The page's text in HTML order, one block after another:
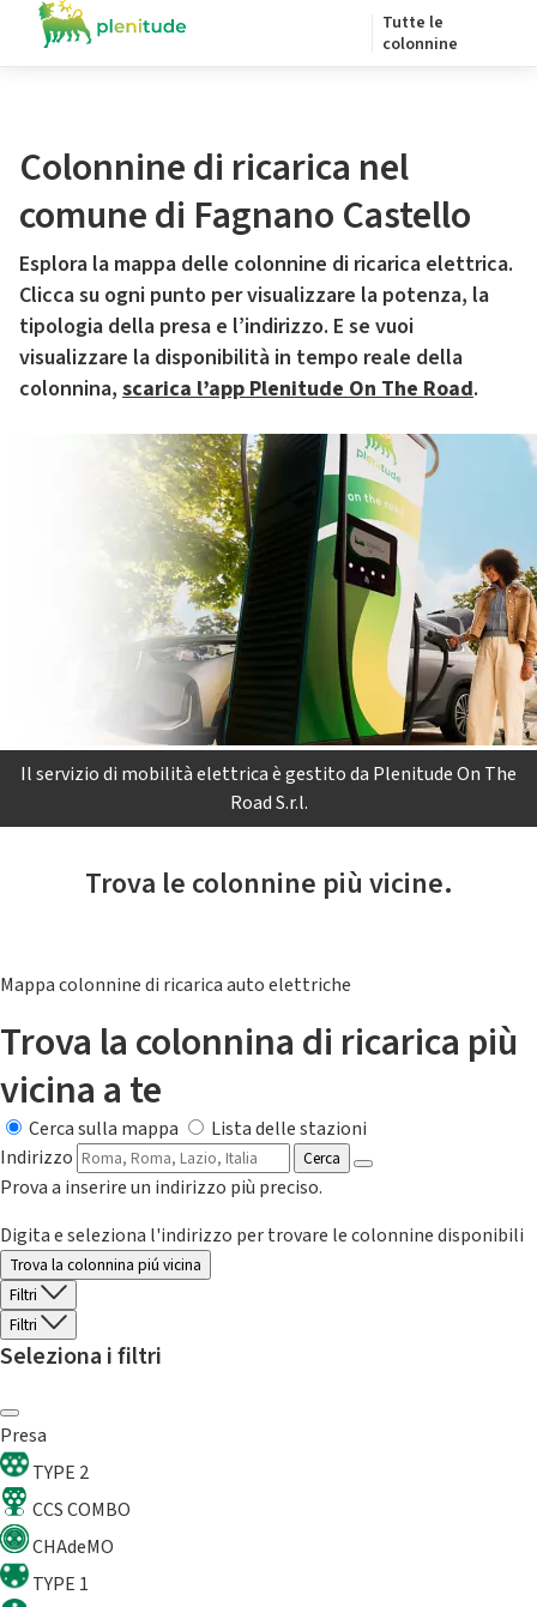
Tutte le
colonnine
Colonnine di ricarica nel
comune di Fagnano Castello
Esplora la mappa delle colonnine di ricarica elettrica.
Clicca su ogni punto per visualizzare la potenza, la
tipologia della presa e l’indirizzo. E se vuoi
visualizzare la disponibilità in tempo reale della
colonnina, scarica l’app Plenitude On The Road.
Il servizio di mobilità elettrica è gestito da Plenitude On The
Road S.r.l.
Trova le colonnine più vicine.
Mappa colonnine di ricarica auto elettriche
Trova la colonnina di ricarica più
vicina a te
Cerca sulla mappa
Lista delle stazioni
Indirizzo
Cerca
Prova a inserire un indirizzo più preciso.
Digita e seleziona l'indirizzo per trovare le colonnine disponibili
Trova la colonnina piú vicina
Filtri
Filtri
Seleziona i filtri
Presa
TYPE 2
CCS COMBO
CHAdeMO
TYPE 1